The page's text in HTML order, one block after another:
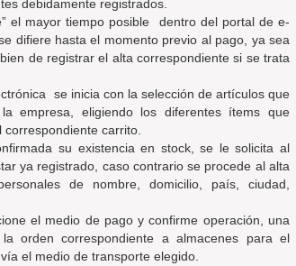
debidamente registrados.
el mayor tiempo posible
dentro del portal de e-
difiere hasta el momento previo al pago, ya sea
de registrar el alta correspondiente si se trata
se inicia con la selección de artículos que
empresa, eligiendo los diferentes ítems que
correspondiente carrito.
su existencia en stock, se le solicita al
ya registrado, caso contrario se procede al alta
de nombre, domicilio, país, ciudad,
el medio de pago y confirme operación, una
orden correspondiente a almacenes para el
el medio de transporte elegido.